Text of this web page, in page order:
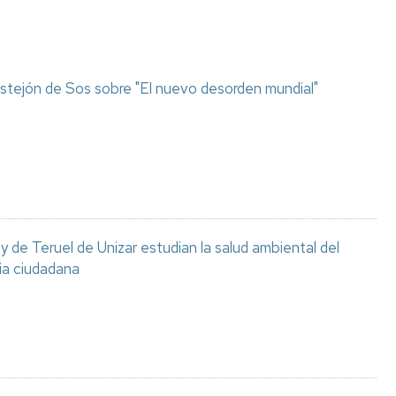
de Sos sobre "El nuevo desorden mundial"
Teruel de Unizar estudian la salud ambiental del
ciudadana